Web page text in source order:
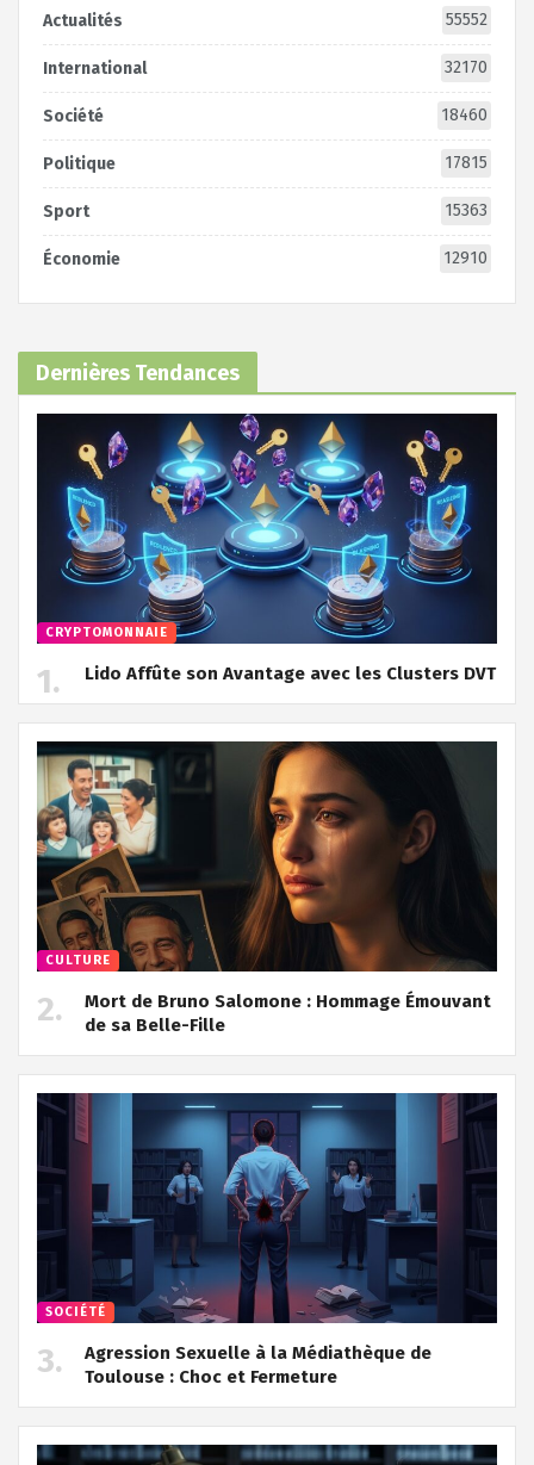
Actualités 55552
International 32170
Société 18460
Politique 17815
Sport 15363
Économie 12910
Dernières Tendances
CRYPTOMONNAIE
Lido Affûte son Avantage avec les Clusters DVT
CULTURE
Mort de Bruno Salomone : Hommage Émouvant
de sa Belle-Fille
SOCIÉTÉ
Agression Sexuelle à la Médiathèque de
Toulouse : Choc et Fermeture